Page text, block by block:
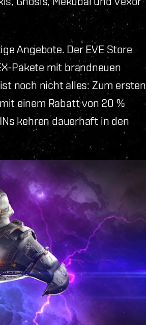
Angebote. Der EVE Store
Pakete mit brandneuen
noch nicht alles: Zum ersten
einem Rabatt von 20 %
kehren dauerhaft in den